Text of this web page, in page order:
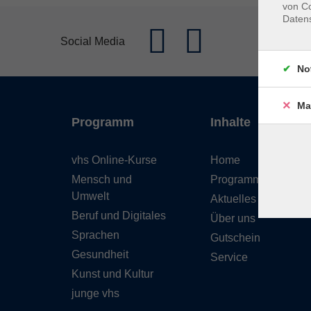
Social Media
Programm
vhs Online-Kurse
Mensch und
Umwelt
Beruf und Digitales
Sprachen
Gesundheit
Kunst und Kultur
junge vhs
Inhalte
Home
Programmheft
Aktuelles
Über uns
Gutschein
Service
von